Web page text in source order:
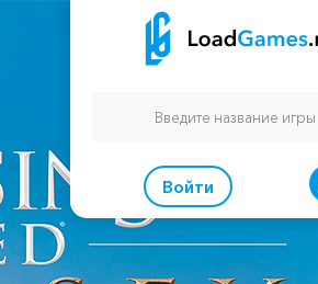
Войти